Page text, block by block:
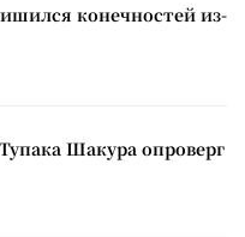
конечностей из-
Шакура опроверг